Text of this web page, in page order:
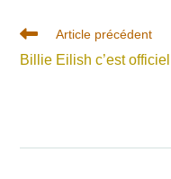
Read
articles
Article précédent
Billie Eilish c’est officiel